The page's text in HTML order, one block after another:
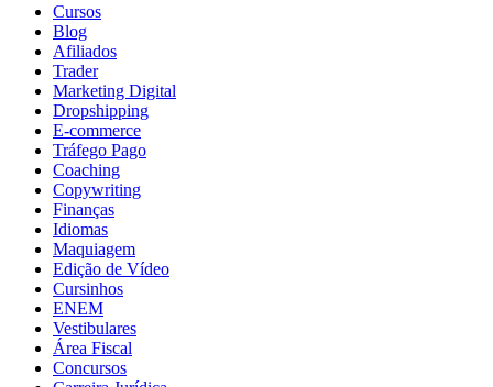
Cursos
Blog
Afiliados
Trader
Marketing Digital
Dropshipping
E-commerce
Tráfego Pago
Coaching
Copywriting
Finanças
Idiomas
Maquiagem
Edição de Vídeo
Cursinhos
ENEM
Vestibulares
Área Fiscal
Concursos